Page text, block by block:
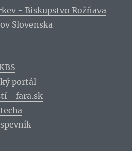
- Biskupstvo Rožňava
Slovenska
portál
- fara.sk